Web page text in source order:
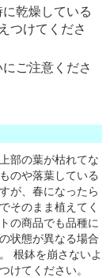
乾燥している
つけてくださ
ご注意くださ
部の葉が枯れてな
のや落葉している
が、春になったら
そのまま植えてく
の商品でも品種に
状態が異なる場合
根鉢を崩さないよ
けてください。